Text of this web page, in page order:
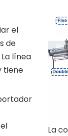
el
de
línea
tiene